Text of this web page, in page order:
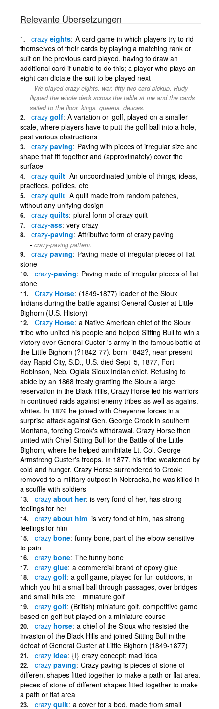
Relevante Übersetzungen
crazy eights A card game in which players try to rid
themselves of their cards by playing a matching rank or
suit on the previous card played, having to draw an
additional card if unable to do this; a player who plays an
eight can dictate the suit to be played next
We played crazy eights, war, fifty-two card pickup. Rudy
flipped the whole deck across the table at me and the cards
sailed to the floor, kings, queens, deuces.
crazy golf A variation on golf, played on a smaller
scale, where players have to putt the golf ball into a hole,
past various obstructions
crazy paving Paving with pieces of irregular size and
shape that fit together and (approximately) cover the
surface
crazy quilt An uncoordinated jumble of things, ideas,
practices, policies, etc
crazy quilt A quilt made from random patches,
without any unifying design
crazy quilts plural form of crazy quilt
crazy-ass very crazy
crazy-paving Attributive form of crazy paving
crazy-paving pattern.
crazy paving Paving made of irregular pieces of flat
stone
crazy-paving Paving made of irregular pieces of flat
stone
Crazy Horse (1849-1877) leader of the Sioux
Indians during the battle against General Custer at Little
Bighorn (U.S. History)
Crazy Horse a Native American chief of the Sioux
tribe who united his people and helped Sitting Bull to win a
victory over General Custer 's army in the famous battle at
the Little Bighorn (?1842-77). born 1842?, near present-
day Rapid City, S.D., U.S. died Sept. 5, 1877, Fort
Robinson, Neb. Oglala Sioux Indian chief. Refusing to
abide by an 1868 treaty granting the Sioux a large
reservation in the Black Hills, Crazy Horse led his warriors
in continued raids against enemy tribes as well as against
whites. In 1876 he joined with Cheyenne forces in a
surprise attack against Gen. George Crook in southern
Montana, forcing Crook's withdrawal. Crazy Horse then
united with Chief Sitting Bull for the Battle of the Little
Bighorn, where he helped annihilate Lt. Col. George
Armstrong Custer's troops. In 1877, his tribe weakened by
cold and hunger, Crazy Horse surrendered to Crook;
removed to a military outpost in Nebraska, he was killed in
a scuffle with soldiers
crazy about her is very fond of her, has strong
feelings for her
crazy about him is very fond of him, has strong
feelings for him
crazy bone funny bone, part of the elbow sensitive
to pain
crazy bone The funny bone
crazy glue a commercial brand of epoxy glue
crazy golf a golf game, played for fun outdoors, in
which you hit a small ball through passages, over bridges
and small hills etc = miniature golf
crazy golf (British) miniature golf, competitive game
based on golf but played on a miniature course
crazy horse a chief of the Sioux who resisted the
invasion of the Black Hills and joined Sitting Bull in the
defeat of General Custer at Little Bighorn (1849-1877)
crazy idea {i} crazy concept; mad idea
crazy paving Crazy paving is pieces of stone of
different shapes fitted together to make a path or flat area.
pieces of stone of different shapes fitted together to make
a path or flat area
crazy quilt a cover for a bed, made from small